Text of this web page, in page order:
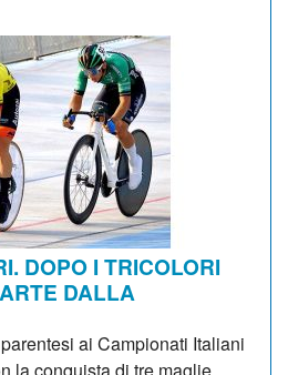
DOPO I TRICOLORI
DALLA
ai Campionati Italiani
la conquista di tre maglie